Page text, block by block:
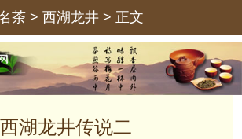
茶 > 西湖龙井 > 正文
西湖龙井传说二